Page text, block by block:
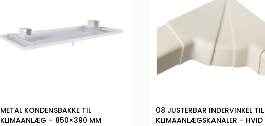
METAL KONDENSBAKKE TIL
KLIMAANLÆG – 850×390 MM
08 JUSTERBAR INDERVINKEL TIL
KLIMAANLÆGSKANALER – HVID